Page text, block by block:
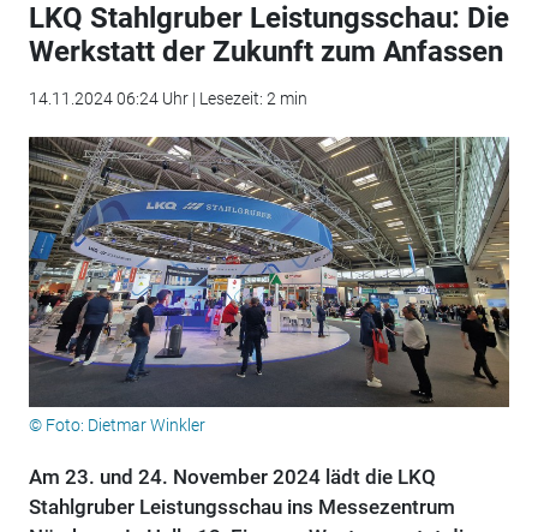
LKQ Stahlgruber Leistungsschau: Die
Werkstatt der Zukunft zum Anfassen
14.11.2024 06:24 Uhr | Lesezeit: 2 min
© Foto: Dietmar Winkler
Am 23. und 24. November 2024 lädt die LKQ
Stahlgruber Leistungsschau ins Messezentrum